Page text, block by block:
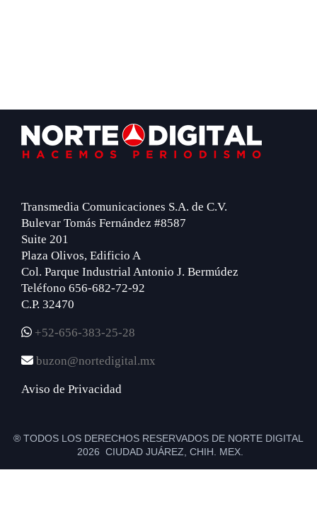
Footer
Transmedia Comunicaciones S.A. de C.V.
Bulevar Tomás Fernández #8587
Suite 201
Plaza Olivos, Edificio A
Col. Parque Industrial Antonio J. Bermúdez
Teléfono 656-682-72-92
C.P. 32470
+52-656-383-25-28
buzon@nortedigital.mx
Aviso de Privacidad
® TODOS LOS DERECHOS RESERVADOS DE NORTE DIGITAL
2026 CIUDAD JUÁREZ, CHIH. MEX.